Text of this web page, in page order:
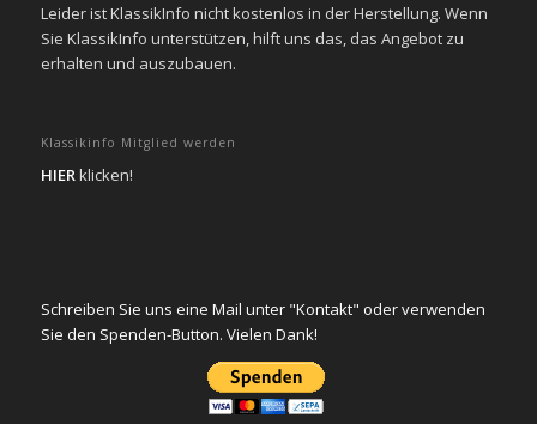
Leider ist KlassikInfo nicht kostenlos in der Herstellung. Wenn
Sie KlassikInfo unterstützen, hilft uns das, das Angebot zu
erhalten und auszubauen.
Klassikinfo Mitglied werden
HIERklicken!
Schreiben Sie uns eine Mail unter "Kontakt" oder verwenden
Sie den Spenden-Button. Vielen Dank!